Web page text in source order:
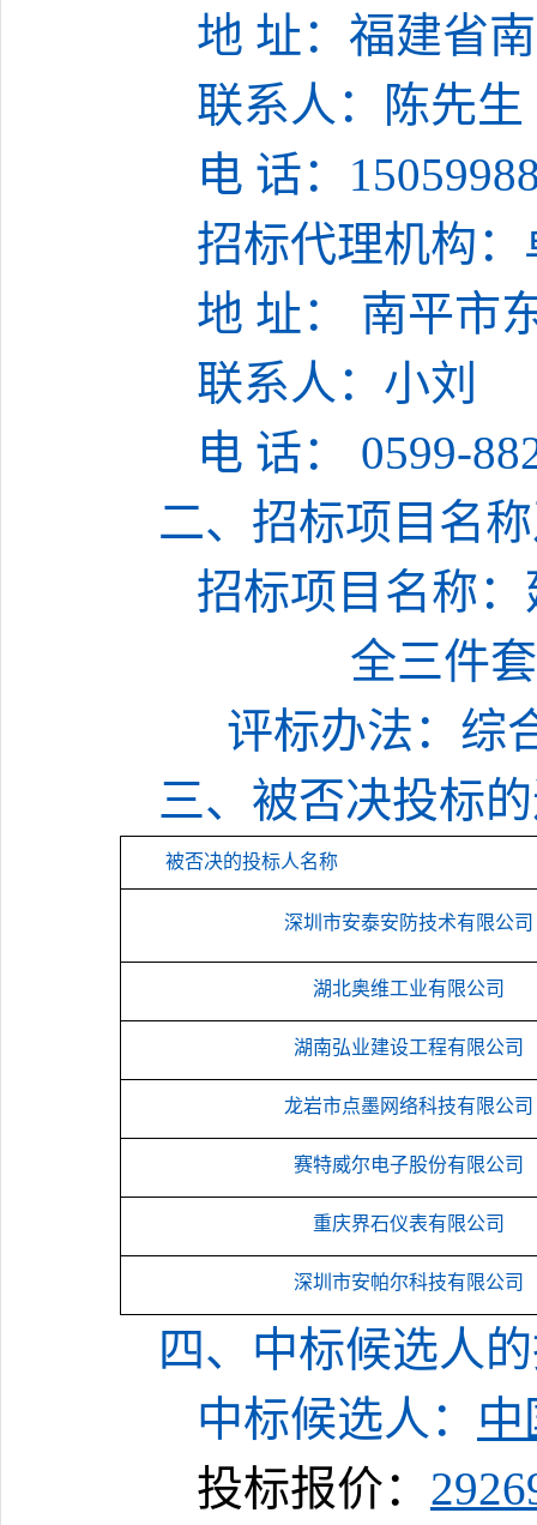
地 址：福建省
联系人：陈先生
电 话：
招标代理机构
地 址：
南平市
联系人： 小刘
电 话： 0599-
二、招标项目名
招标项目名称
全三件
评标办法：综
三、被否决投标
被否决的投标人名称
深圳市安泰安防技术有限公司
湖北奥维工业有限公司
湖南弘业建设工程有限公司
龙岩市点墨网络科技有限公司
赛特威尔电子股份有限公司
重庆界石仪表有限公司
深圳市安帕尔科技有限公司
四、 中标候选人
中标候选人：
投标报价：